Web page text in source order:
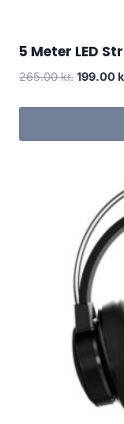
5 Meter LED
265.00kr. Original
199.00